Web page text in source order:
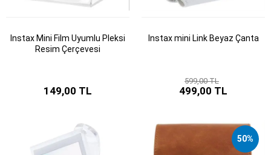
Instax Mini Film Uyumlu Pleksi
Resim Çerçevesi
149,00 TL
Instax mini Link Beyaz Çanta
599,00 TL
499,00 TL
50%